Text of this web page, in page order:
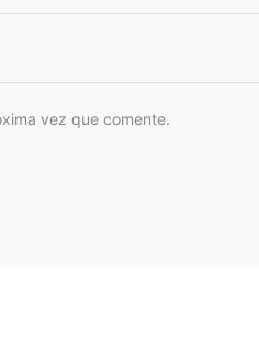
vez que comente.